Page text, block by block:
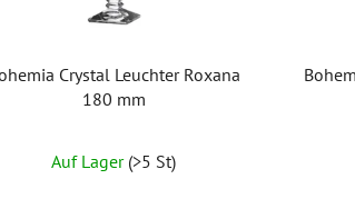
Crystal Leuchter Roxana
180 mm
Auf Lager (>5 St)